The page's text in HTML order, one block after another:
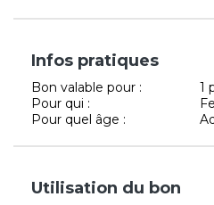
Infos pratiques
Bon valable pour :
1
Pour qui :
Pour quel âge :
Utilisation du bon